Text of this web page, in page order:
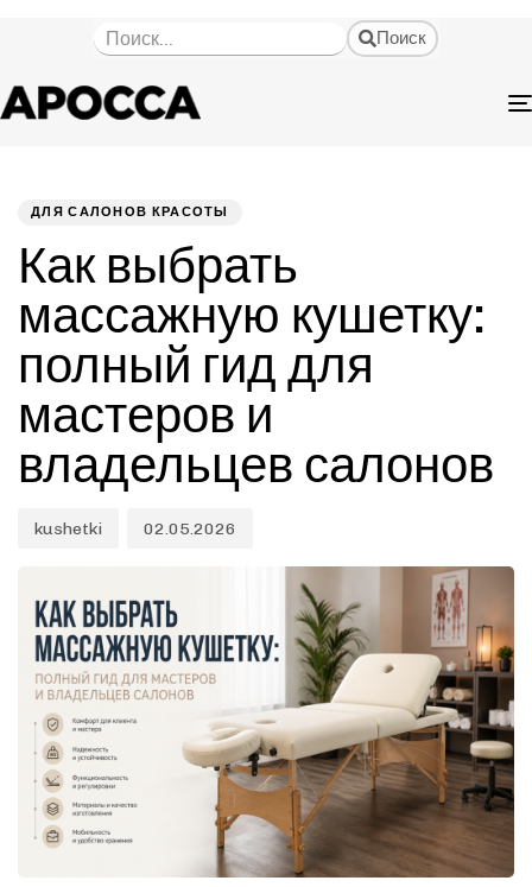
Поиск
ДЛЯ САЛОНОВ КРАСОТЫ
Как выбрать
массажную кушетку:
полный гид для
мастеров и
владельцев салонов
kushetki 02.05.2026